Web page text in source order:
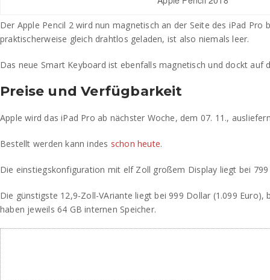
Der Apple Pencil 2 wird nun magnetisch an der Seite des iPad Pro
praktischerweise gleich drahtlos geladen, ist also niemals leer.
Das neue Smart Keyboard ist ebenfalls magnetisch und dockt auf
Preise und Verfügbarkeit
Apple wird das iPad Pro ab nächster Woche, dem 07. 11.,
Bestellt werden kann indes schon heute.
Die einstiegskonfiguration mit elf Zoll großem Display liegt bei
Die günstigste 12,9-Zoll-VAriante liegt bei 999 Dollar (1.099 Euro),
haben jeweils 64 GB internen Speicher.